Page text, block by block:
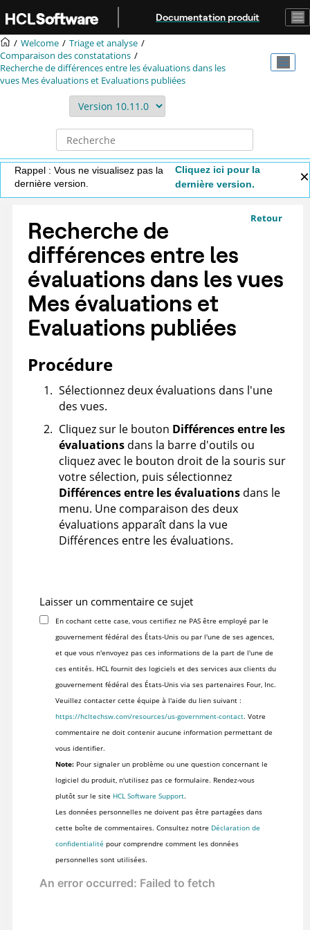
Aller au contenu principal
Documentation produit
Welcome
Triage et analyse
Comparaison des constatations
Recherche de différences entre les évaluations dans les
vues Mes évaluations et Evaluations publiées
Rappel : Vous ne visualisez pas la
dernière version.
Cliquez ici pour la
dernière version.
Retour
Recherche de
différences entre les
évaluations dans les vues
Mes évaluations et
Evaluations publiées
Procédure
Sélectionnez deux évaluations dans l'une
des vues.
Cliquez sur le bouton Différences entre les
évaluations dans la barre d'outils ou
cliquez avec le bouton droit de la souris sur
votre sélection, puis sélectionnez
Différences entre les évaluations dans le
menu. Une comparaison des deux
évaluations apparaît dans la vue
Différences entre les évaluations.
Laisser un commentaire ce sujet
En cochant cette case, vous certifiez ne PAS être employé par le
gouvernement fédéral des États-Unis ou par l'une de ses agences,
et que vous n'envoyez pas ces informations de la part de l'une de
ces entités. HCL fournit des logiciels et des services aux clients du
gouvernement fédéral des États-Unis via ses partenaires Four, Inc.
Veuillez contacter cette équipe à l'aide du lien suivant :
https://hcltechsw.com/resources/us-government-contact. Votre
commentaire ne doit contenir aucune information permettant de
vous identifier.
Note:Pour signaler un problème ou une question concernant le
logiciel du produit, n'utilisez pas ce formulaire. Rendez-vous
plutôt sur le site HCL Software Support.
Les données personnelles ne doivent pas être partagées dans
cette boîte de commentaires. Consultez notre Déclaration de
confidentialité pour comprendre comment les données
personnelles sont utilisées.